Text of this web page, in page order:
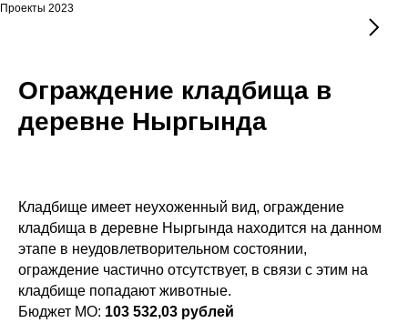
Проекты 2023
Ограждение кладбища в
деревне Ныргында
Кладбище имеет неухоженный вид, ограждение
кладбища в деревне Ныргында находится на данном
этапе в неудовлетворительном состоянии,
ограждение частично отсутствует, в связи с этим на
кладбище попадают животные.
Бюджет МО: 103 532,03 рублей